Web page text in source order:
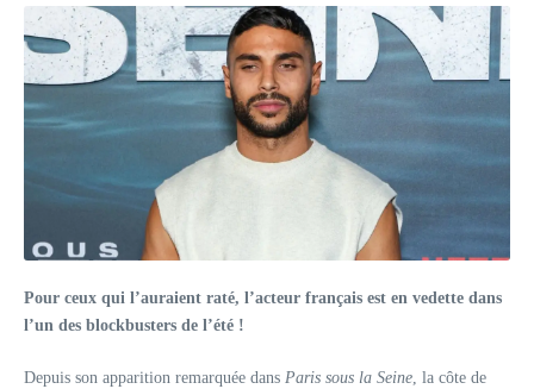
Pour ceux qui l’auraient raté, l’acteur français est en vedette dans
l’un des blockbusters de l’été !
Depuis son apparition remarquée dans Paris sous la Seine, la côte de